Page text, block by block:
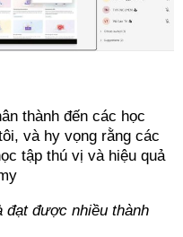
thành đến các học
và hy vọng rằng các
tập thú vị và hiệu quả
đạt được nhiều thành